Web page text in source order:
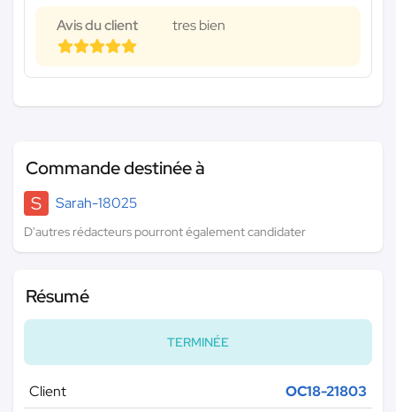
Avis du client tres bien
Commande destinée à
S
Sarah-18025
D'autres rédacteurs pourront également candidater
Résumé
TERMINÉE
Client
OC18-21803